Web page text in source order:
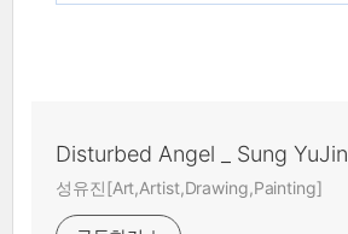
Disturbed Angel _ Sung YuJin
성유진[Art,Artist,Drawing,Painting]